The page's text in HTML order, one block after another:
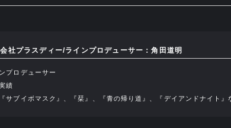
社プラスディー/ラインプロデューサー：角田道明
プロデューサー
績
サブイボマスク』、『栞』、『青の帰り道』、『デイアンドナイト